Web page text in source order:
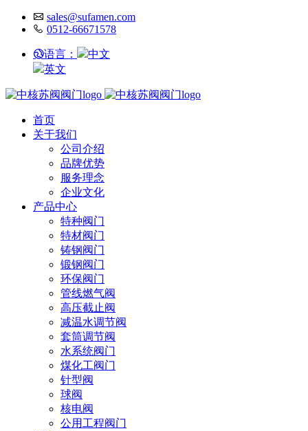
sales@sufamen.com
0512-66671578
语言：
中文
英文
首页
关于我们
公司介绍
品牌优势
服务理念
企业文化
产品中心
特种阀门
特材阀门
铸钢阀门
锻钢阀门
环保阀门
管线燃气阀
高压截止阀
减温水调节阀
套筒调节阀
水系统阀门
煤化工阀门
针型阀
球阀
核电阀
公用工程阀门